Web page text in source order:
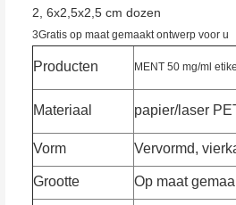
2, 6x2,5x2,5 cm dozen
3Gratis op maat gemaakt ontwerp voor u
Producten MENT 50 mg/ml
Materiaal papier/laser
Vorm Vervormd,
Grootte Op maat